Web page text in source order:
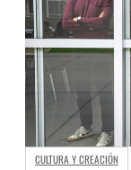
CULTURA Y CREACIÓN